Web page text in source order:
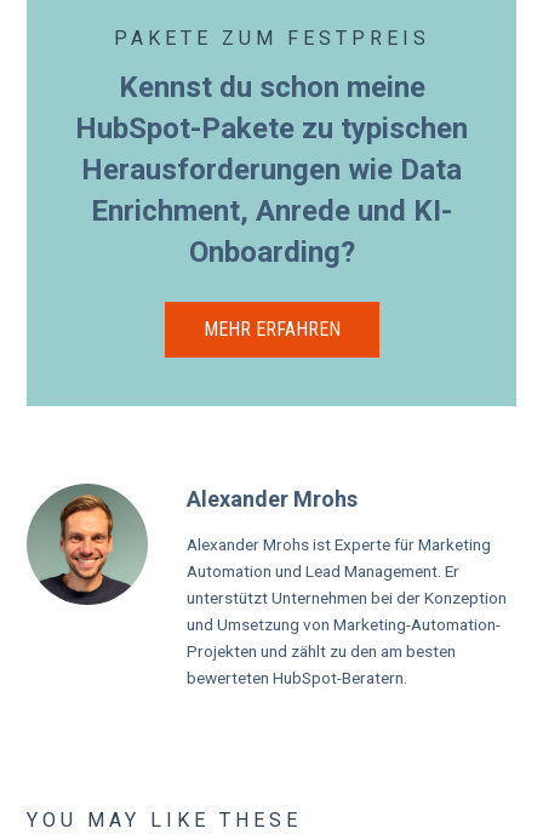
PAKETE ZUM FESTPREIS
Kennst du schon meine
HubSpot-Pakete zu typischen
Herausforderungen wie Data
Enrichment, Anrede und KI-
Onboarding?
MEHR ERFAHREN
Alexander Mrohs
Alexander Mrohs ist Experte für Marketing
Automation und Lead Management. Er
unterstützt Unternehmen bei der Konzeption
und Umsetzung von Marketing-Automation-
Projekten und zählt zu den am besten
bewerteten HubSpot-Beratern.
YOU MAY LIKE THESE